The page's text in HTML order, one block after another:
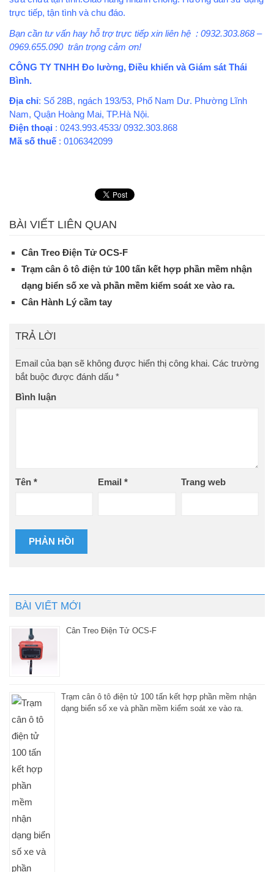
trực tiếp, tận tình và chu đáo.
Bạn cần tư vấn hay hỗ trợ trực tiếp xin liên hệ : 0932.303.868 –
0969.655.090 trân trọng cảm ơn!
CÔNG TY TNHH Đo lường, Điều khiển và Giám sát Thái
Bình.
Địa chỉ: Số 28B, ngách 193/53, Phố Nam Dư. Phường Lĩnh
Nam, Quận Hoàng Mai, TP.Hà Nội.
Điện thoại : 0243.993.4533/ 0932.303.868
Mã số thuế : 0106342099
BÀI VIẾT LIÊN QUAN
Cân Treo Điện Tử OCS-F
Trạm cân ô tô điện tử 100 tấn kết hợp phần mềm nhận
dạng biển số xe và phần mềm kiểm soát xe vào ra.
Cân Hành Lý cầm tay
TRẢ LỜI
Email của bạn sẽ không được hiển thị công khai. Các trường
bắt buộc được đánh dấu *
Bình luận
Tên * Email* Trang web
BÀI VIẾT MỚI
Cân Treo Điện Tử OCS-F
Trạm cân ô tô điện tử 100 tấn kết hợp phần mềm nhận
dạng biển số xe và phần mềm kiểm soát xe vào ra.